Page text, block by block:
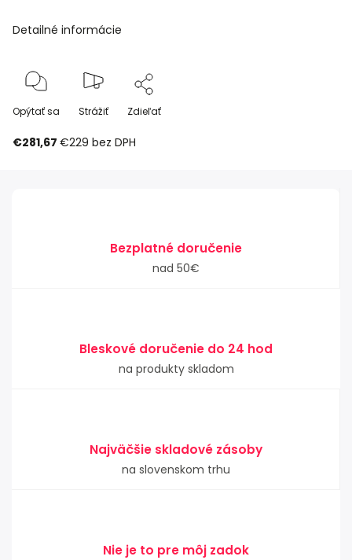
€281,67 €229 bez DPH
Detailné informácie
Opýtať sa Strážiť Zdieľať
Bezplatné doručenie
nad 50€
Bleskové doručenie do 24 hod
na produkty skladom
Najväčšie skladové zásoby
na slovenskom trhu
Nie je to pre môj zadok